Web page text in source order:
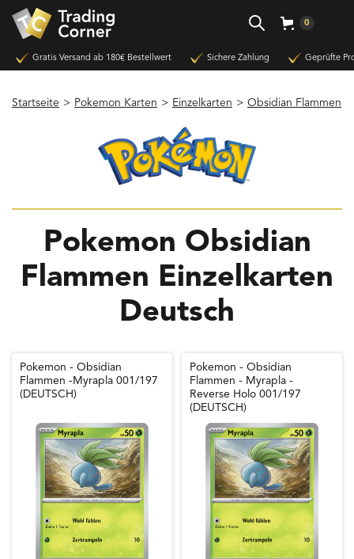
0
Gratis Versand ab 180€ Bestellwert Sichere Zahlung Geprüfte
Startseite > Pokemon Karten > Einzelkarten > Obsidian Flammen
Pokemon Obsidian
Flammen Einzelkarten
Deutsch
Pokemon - Obsidian
Flammen -Myrapla 001/197
(DEUTSCH)
Pokemon - Obsidian
Flammen - Myrapla -
Reverse Holo 001/197
(DEUTSCH)